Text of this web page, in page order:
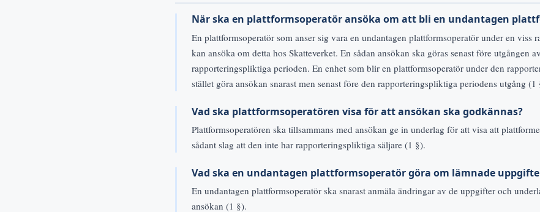
När ska en plattformsoperatör ansöka om att bli en undantagen
En plattformsoperatör som anser sig vara en undantagen plattformsoperatör under en viss
kan ansöka om detta hos Skatteverket. En sådan ansökan ska göras senast före utgången
rapporteringspliktiga perioden. En enhet som blir en plattformsoperatör under den
stället göra ansökan snarast men senast före den rapporteringspliktiga periodens utgång (1
Vad ska plattformsoperatören visa för att ansökan ska godkännas?
Plattformsoperatören ska tillsammans med ansökan ge in underlag för att visa att
sådant slag att den inte har rapporteringspliktiga säljare (1 §).
Vad ska en undantagen plattformsoperatör göra om lämnade
En undantagen plattformsoperatör ska snarast anmäla ändringar av de uppgifter och
ansökan (1 §).